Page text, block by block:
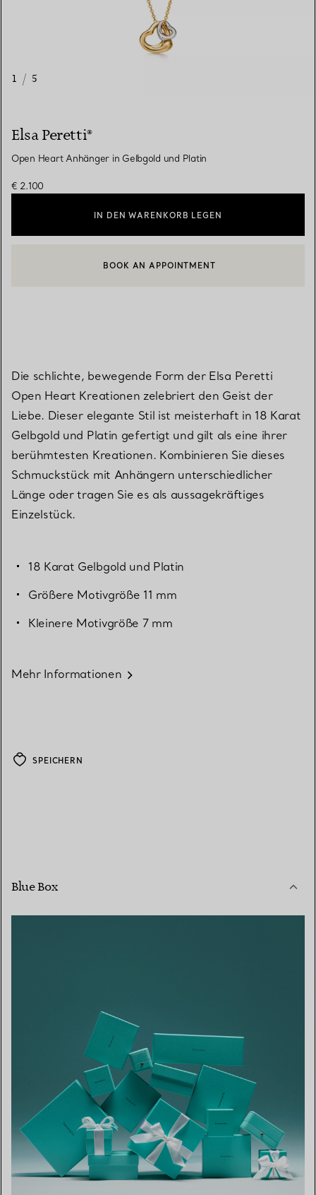
1 / 5
Elsa Peretti®
Open Heart Anhänger in Gelbgold und Platin
€ 2.100
IN DEN WARENKORB LEGEN
EINEN KUNDENBERATER KONTAKTIEREN ODER EINEN
BOOK AN APPOINTMENT
Die schlichte, bewegende Form der Elsa Peretti
Open Heart Kreationen zelebriert den Geist der
Liebe. Dieser elegante Stil ist meisterhaft in 18 Karat
Gelbgold und Platin gefertigt und gilt als eine ihrer
berühmtesten Kreationen. Kombinieren Sie dieses
Schmuckstück mit Anhängern unterschiedlicher
Länge oder tragen Sie es als aussagekräftiges
Einzelstück.
18 Karat Gelbgold und Platin
Größere Motivgröße 11 mm
Kleinere Motivgröße 7 mm
Mehr Informationen
SPEICHERN
Blue Box